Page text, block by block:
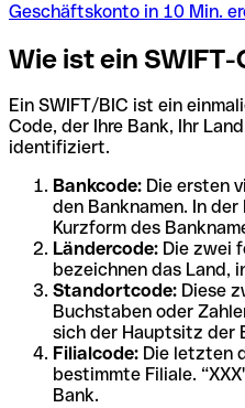
Geschäftskonto in 10 Min.
Wie ist ein
Ein SWIFT/BIC ist ein
Code, der Ihre Bank, Ihr
identifiziert.
Bankcode: Die ersten
den Banknamen. In
Kurzform des
Ländercode: Die zwei
bezeichnen das Land,
Standortcode: Diese
Buchstaben oder
sich der Hauptsitz der
Filialcode: Die letzten
bestimmte Filiale.
Bank.